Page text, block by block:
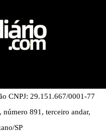
CNPJ: 29.151.667/0001-77
891, terceiro andar,
SP